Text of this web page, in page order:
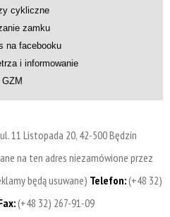
cykliczne
zamku
na facebooku
i informowanie
GZM
ul. 11 Listopada 20, 42-500 Będzin
na ten adres niezamówione przez
będą usuwane) Telefon:(+48 32)
(+48 32) 267-91-09